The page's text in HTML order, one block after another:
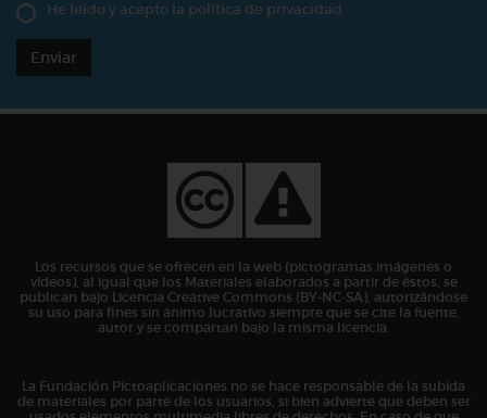
He leído y acepto la política de privacidad
Enviar
Los recursos que se ofrecen en la web (pictogramas,imágenes o
vídeos), al igual que los Materiales elaborados a partir de éstos, se
publican bajo Licencia Creative Commons (BY-NC-SA), autorizándose
su uso para fines sin ánimo lucrativo siempre que se cite la fuente,
autor y se compartan bajo la misma licencia.
La Fundación Pictoaplicaciones no se hace responsable de la subida
de materiales por parte de los usuarios, si bien advierte que deben ser